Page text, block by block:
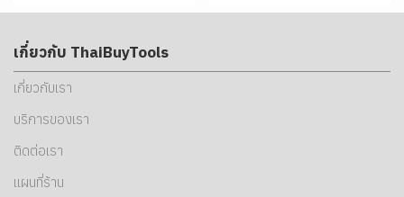
เกี่ยวกับ ThaiBuyTools
เกี่ยวกับเรา
บริการของเรา
ติดต่อเรา
แผนที่ร้าน